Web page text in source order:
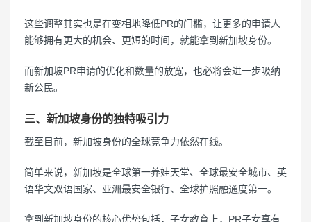
这些调整其实也是在变相地降低PR的门槛，让更多的申请人
能够拥有更大的机会、更短的时间，就能拿到新加坡身份。
而新加坡PR申请的优化和数量的放宽，也必将会进一步吸纳
新公民。
三、新加坡身份的独特吸引力
截至目前，新加坡身份的全球竞争力依然在线。
简单来说，新加坡是全球第一养娃天堂、全球最安全城市、英
语华文双语国家、亚洲最安全银行、全球护照融通度第一。
拿到新加坡身份的核心优势包括，子女教育上，PR子女享有